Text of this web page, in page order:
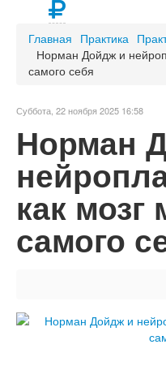
Главная Практика
Норман Дойдж и
самого себя
Суббота, 22 ноября 2025 16:58
Норман
как мозг
самого